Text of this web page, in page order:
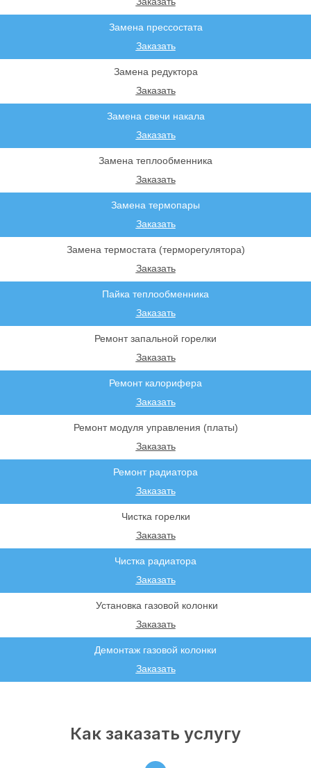
Замена прессостата
Замена редуктора
Замена свечи накала
Замена термопары
Пайка теплообменника
Ремонт калорифера
Замена термостата (терморегулятора)
Замена теплообменника
Ремонт запальной горелки
Ремонт модуля управления (платы)
Ремонт радиатора
Чистка радиатора
Демонтаж газовой колонки
Установка газовой колонки
Чистка горелки
Заказать
Заказать
Заказать
Заказать
Заказать
Заказать
Заказать
Заказать
Заказать
Заказать
Заказать
Заказать
Заказать
Заказать
Заказать
Как заказать услугу